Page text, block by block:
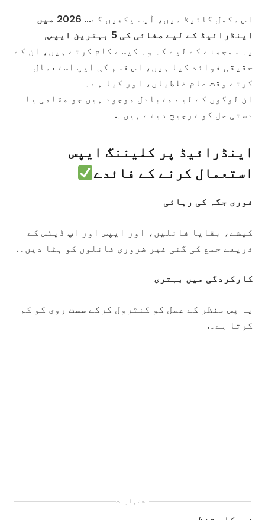
اس مکمل گائیڈ میں، آپ سیکھیں گے...
2026 میں
اینڈرائیڈ کے لیے صفائی کی 5 بہترین ایپس
,
یہ سمجھنے کے لیے کہ وہ کیسے کام کرتے ہیں، ان کے
حقیقی فوائد کیا ہیں، اس قسم کی ایپ استعمال
کرتے وقت عام غلطیاں، اور کیا ہے۔
ان لوگوں کے لیے متبادل موجود ہیں جو مقامی یا
دستی حل کو ترجیح دیتے ہیں۔.
اینڈرائیڈ پر کلیننگ ایپس
استعمال کرنے کے فائدے
فوری جگہ کی رہائی
کیشے، بقایا فائلیں، اور ایپس اور اپ ڈیٹس کے
ذریعے جمع کی گئی غیر ضروری فائلوں کو ہٹا دیں۔.
کارکردگی میں بہتری
یہ پس منظر کے عمل کو کنٹرول کرکے سست روی کو کم
کرتا ہے۔.
اشتہارات